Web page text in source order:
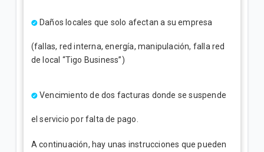
Daños locales que solo afectan a su empresa
(fallas, red interna, energía, manipulación, falla red
de local “Tigo Business”)
Vencimiento de dos facturas donde se suspende
el servicio por falta de pago.
A continuación, hay unas instrucciones que pueden